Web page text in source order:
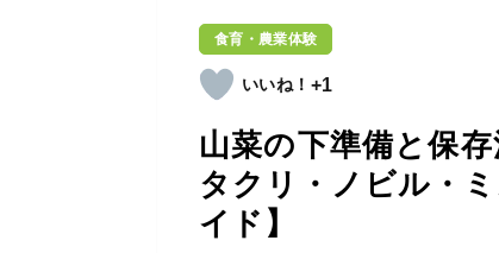
食育・農業体験
+1
山菜の下準備と保
タクリ・ノビル・
イド】